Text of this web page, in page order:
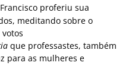
proferiu sua
meditando sobre o
que professastes, também
para as mulheres e